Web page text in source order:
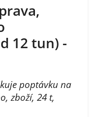
se
12 tun) -
poptávku na
zboží, 24 t,